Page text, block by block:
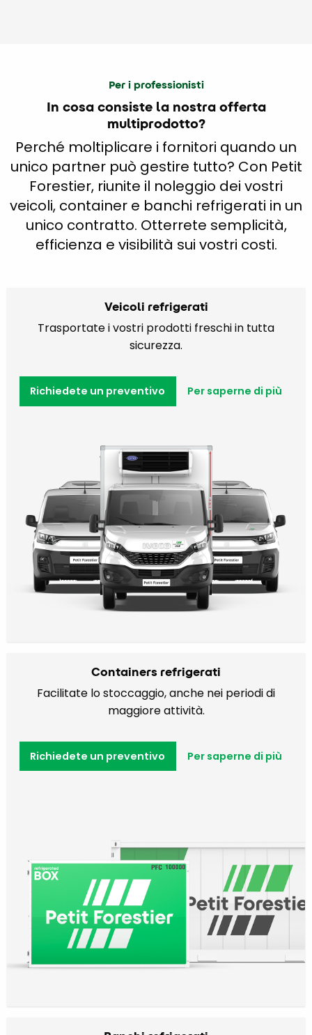
Per i professionisti
In cosa consiste la nostra offerta
multiprodotto?
Perché moltiplicare i fornitori quando un
unico partner può gestire tutto? Con Petit
Forestier, riunite il noleggio dei vostri
veicoli, container e banchi refrigerati in un
unico contratto. Otterrete semplicità,
efficienza e visibilità sui vostri costi.
Veicoli refrigerati
Trasportate i vostri prodotti freschi in tutta
sicurezza.
Richiedete un preventivo Per saperne di più
Containers refrigerati
Facilitate lo stoccaggio, anche nei periodi di
maggiore attività.
Richiedete un preventivo Per saperne di più